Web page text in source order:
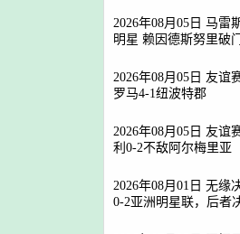
2026年08月05日 马雷
明星 赖因德斯努里破
2026年08月05日 友谊
罗马4-1纽波特郡
2026年08月05日 友谊
利0-2不敌阿尔梅里亚
2026年08月01日 无缘
0-2亚洲明星联，后者